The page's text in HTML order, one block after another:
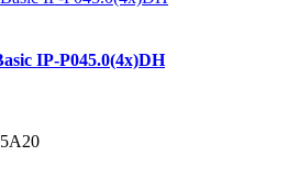
IP-P045.0(4x)DH